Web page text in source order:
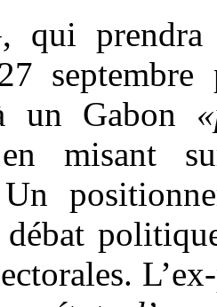
qui prendra
un Gabon
misant